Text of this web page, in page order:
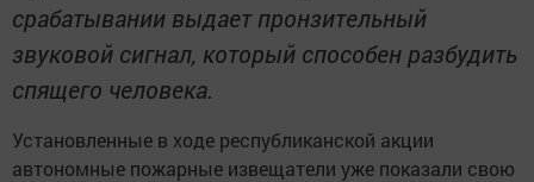
срабатывании выдает пронзительный
звуковой сигнал, который способен разбудить
спящего человека.
Установленные в ходе республиканской акции
автономные пожарные извещатели уже показали свою